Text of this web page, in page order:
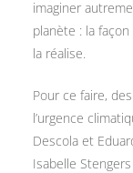
imaginer
planète : la
la réalise.
Pour ce faire,
l’urgence
Descola et
Isabelle